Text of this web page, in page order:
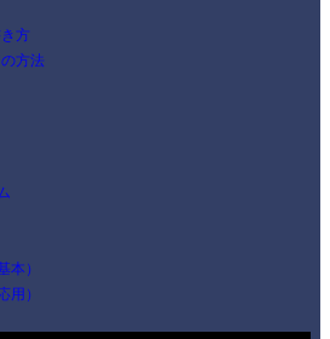
方
方法
本）
用）